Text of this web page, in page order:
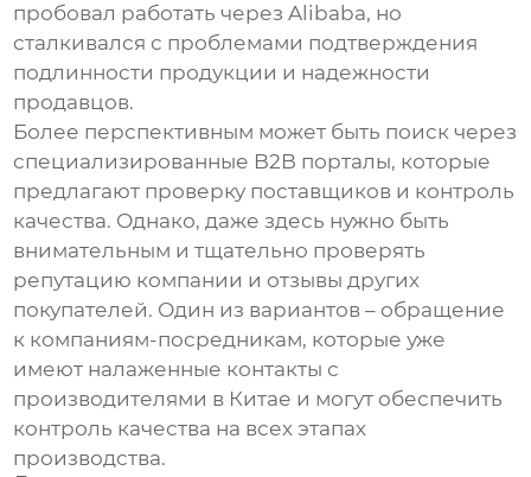
пробовал работать через Alibaba, но
сталкивался с проблемами подтверждения
подлинности продукции и надежности
продавцов.
Более перспективным может быть поиск через
специализированные B2B порталы, которые
предлагают проверку поставщиков и контроль
качества. Однако, даже здесь нужно быть
внимательным и тщательно проверять
репутацию компании и отзывы других
покупателей. Один из вариантов – обращение
к компаниям-посредникам, которые уже
имеют налаженные контакты с
производителями в Китае и могут обеспечить
контроль качества на всех этапах
производства.